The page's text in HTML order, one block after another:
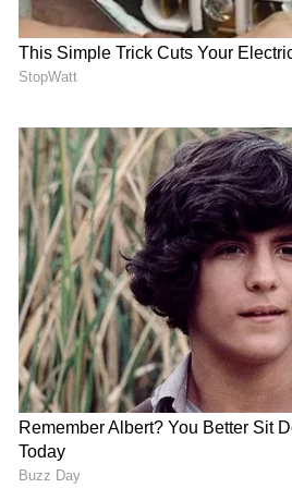
telugu astrology
2.సింహ రాశి..
సింహ రాశి వారికి త్రిగ్రహి యోగం వల్ల
జీవితంలో సంతోషం ఉంటుంది. ఉద్యోగంలో
పెరుగుతుంది. ఉద్యోగంలో విజయం